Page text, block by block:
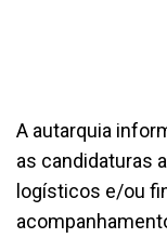
A autarquia
as candidaturas
logísticos e/ou